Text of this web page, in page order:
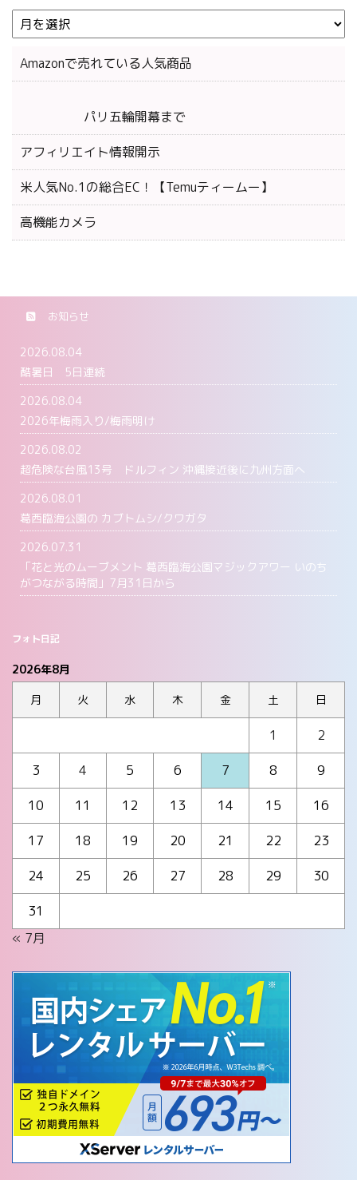
Amazonで売れている人気商品
パリ五輪開幕まで
アフィリエイト情報開示
米人気No.1の総合EC！【Temuティームー】
高機能カメラ
お知らせ
2026.08.04
酷暑日 5日連続
2026.08.04
2026年梅雨入り/梅雨明け
2026.08.02
超危険な台風13号 ドルフィン 沖縄接近後に九州方面へ
2026.08.01
葛西臨海公園の カブトムシ/クワガタ
2026.07.31
「花と光のムーブメント 葛西臨海公園マジックアワー いのち
がつながる時間」7月31日から
フォト日記
2026年8月
月
火 水 木 金 土 日
1
2
3
4 5 6 7 8
9
10
11 12 13 14 15
16
17
18 19 20 21 22
23
24
25 26 27 28 29
30
31
« 7月